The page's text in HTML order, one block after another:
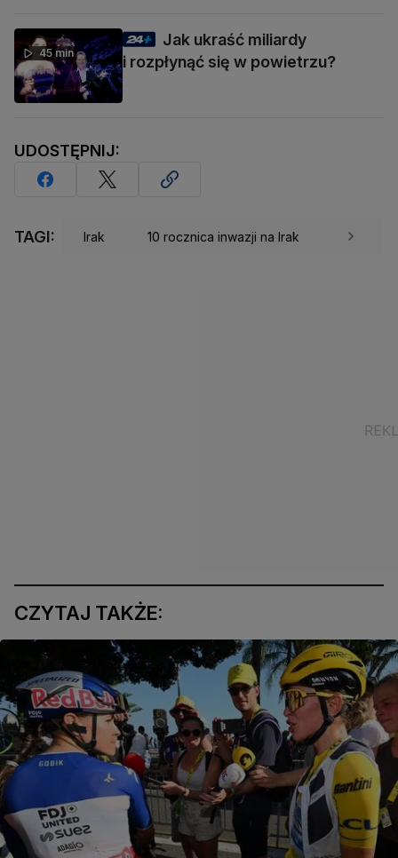
45 min
Jak ukraść miliardy
i rozpłynąć się w powietrzu?
UDOSTĘPNIJ:
TAGI: Irak 10 rocznica inwazji na Irak
CZYTAJ TAKŻE: